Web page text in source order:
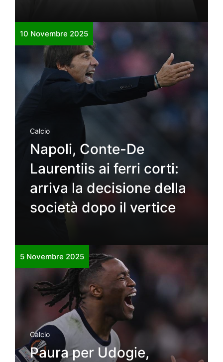
10 Novembre 2025
Calcio
Napoli, Conte-De
Laurentiis ai ferri corti:
arriva la decisione della
società dopo il vertice
5 Novembre 2025
Calcio
Paura per Udogie,